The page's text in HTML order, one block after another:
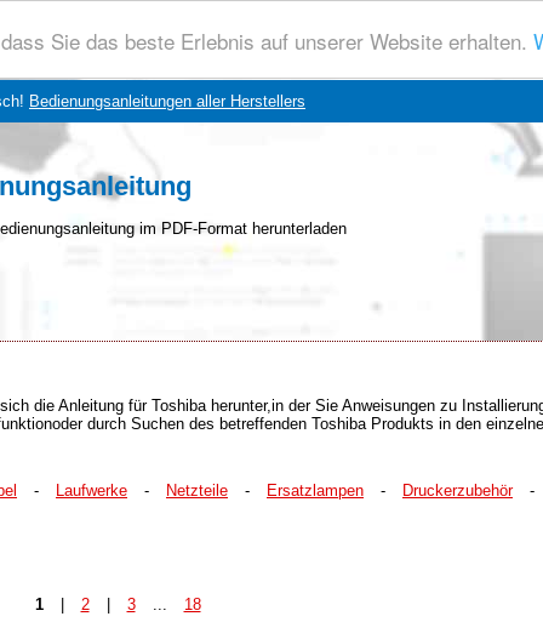
Sie das beste Erlebnis auf unserer Website erhalten.
Bedienungsanleitungen aller Herstellers
im PDF-Format herunterladen
die Anleitung für Toshiba herunter,in der Sie Anweisungen zu
durch Suchen des betreffenden Toshiba Produkts in den
- Laufwerke - Netzteile - Ersatzlampen - Druckerzubehör -
1 | 2 | 3 18